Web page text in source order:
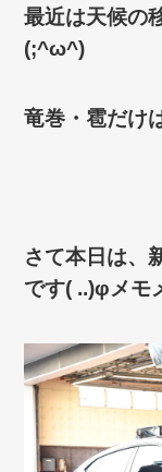
最近は天候の
(;^ω^)
竜巻・雹だけ
さて本日は、
です( ..)φメモ